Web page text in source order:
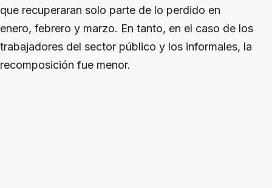
que recuperaran solo parte de lo perdido en
enero, febrero y marzo. En tanto, en el caso de los
trabajadores del sector público y los informales, la
recomposición fue menor.